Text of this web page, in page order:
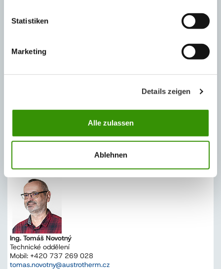
Statistiken
Marketing
Details zeigen
Alle zulassen
Ablehnen
Technický list Austrotherm PU lepidlo na spoje fasádních
Album realizací Fasádní profily Austrotherm
TECHNICKÁ PODPORA
Ing. Tomáš Novotný
Technické oddělení
Mobil: +420 737 269 028
tomas.novotny@austrotherm.cz